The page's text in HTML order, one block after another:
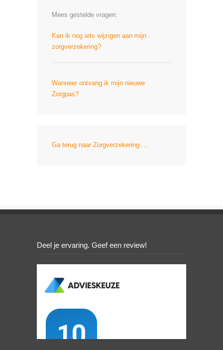
Mees gestelde vragen:
Kan ik nog iets wijzigen aan mijn
zorgverzekering?
Wanneer ontvang ik mijn nieuwe
Zorgpas?
Ga terug naar Zorgverzekering …
Deel je ervaring. Geef een review!